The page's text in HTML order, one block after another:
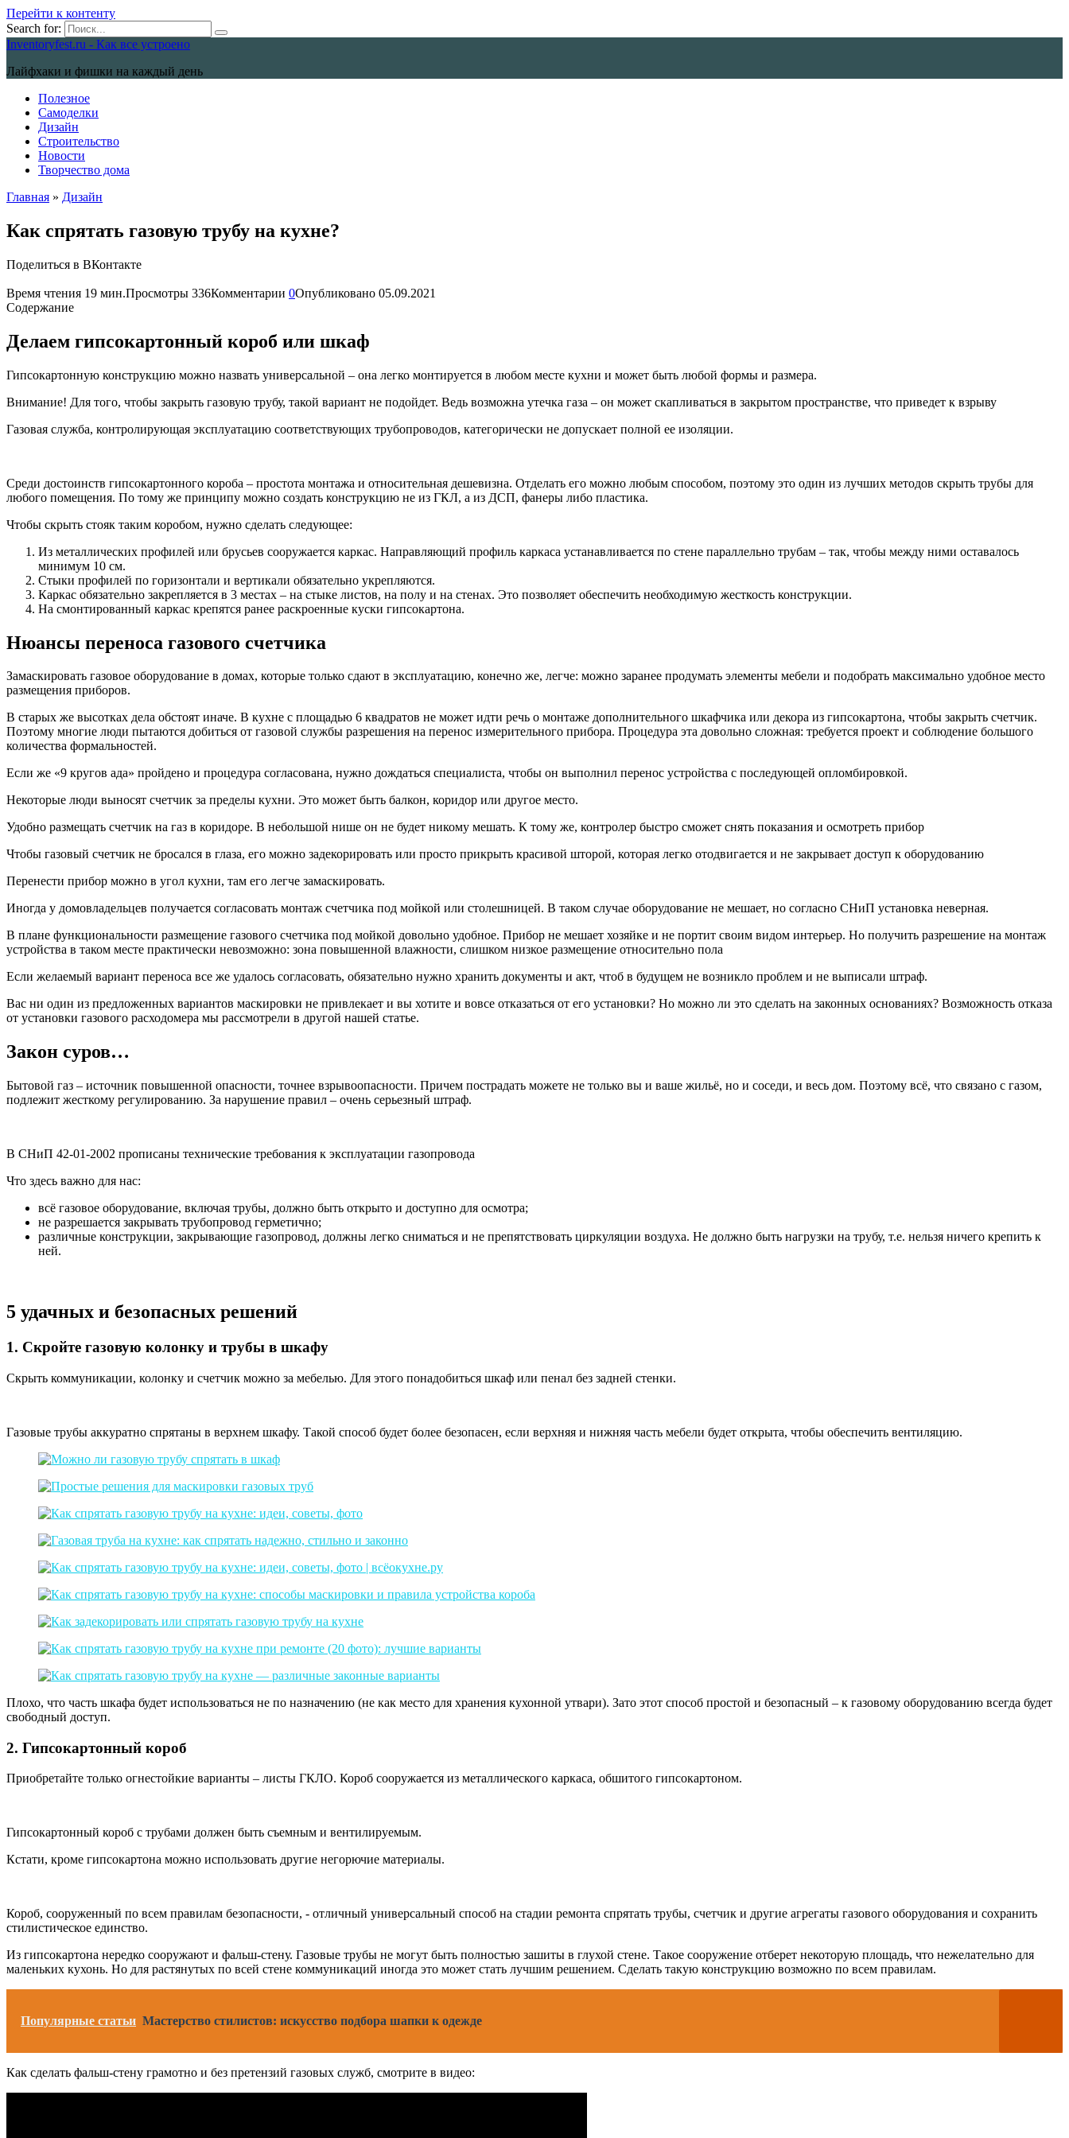
Перейти к контенту
Search for:
Inventoryfest.ru - Как все устроено
Лайфхаки и фишки на каждый день
Полезное
Самоделки
Дизайн
Строительство
Новости
Творчество дома
Главная » Дизайн
Как спрятать газовую трубу на кухне?
Поделиться в ВКонтакте
Время чтения 19 мин.Просмотры 336Комментарии 0Опубликовано 05.09.2021
Содержание
Делаем гипсокартонный короб или шкаф
Гипсокартонную конструкцию можно назвать универсальной – она легко монтируется в любом месте кухни и может быть любой формы и размера.
Внимание! Для того, чтобы закрыть газовую трубу, такой вариант не подойдет. Ведь возможна утечка газа – он может скапливаться в закрытом пространстве, что приведет к взрыву
Газовая служба, контролирующая эксплуатацию соответствующих трубопроводов, категорически не допускает полной ее изоляции.
Среди достоинств гипсокартонного короба – простота монтажа и относительная дешевизна. Отделать его можно любым способом, поэтому это один из лучших методов скрыть трубы для
любого помещения. По тому же принципу можно создать конструкцию не из ГКЛ, а из ДСП, фанеры либо пластика.
Чтобы скрыть стояк таким коробом, нужно сделать следующее:
Из металлических профилей или брусьев сооружается каркас. Направляющий профиль каркаса устанавливается по стене параллельно трубам – так, чтобы между ними оставалось
минимум 10 см.
Стыки профилей по горизонтали и вертикали обязательно укрепляются.
Каркас обязательно закрепляется в 3 местах – на стыке листов, на полу и на стенах. Это позволяет обеспечить необходимую жесткость конструкции.
На смонтированный каркас крепятся ранее раскроенные куски гипсокартона.
Нюансы переноса газового счетчика
Замаскировать газовое оборудование в домах, которые только сдают в эксплуатацию, конечно же, легче: можно заранее продумать элементы мебели и подобрать максимально удобное место
размещения приборов.
В старых же высотках дела обстоят иначе. В кухне с площадью 6 квадратов не может идти речь о монтаже дополнительного шкафчика или декора из гипсокартона, чтобы закрыть счетчик.
Поэтому многие люди пытаются добиться от газовой службы разрешения на перенос измерительного прибора. Процедура эта довольно сложная: требуется проект и соблюдение большого
количества формальностей.
Если же «9 кругов ада» пройдено и процедура согласована, нужно дождаться специалиста, чтобы он выполнил перенос устройства с последующей опломбировкой.
Некоторые люди выносят счетчик за пределы кухни. Это может быть балкон, коридор или другое место.
Удобно размещать счетчик на газ в коридоре. В небольшой нише он не будет никому мешать. К тому же, контролер быстро сможет снять показания и осмотреть прибор
Чтобы газовый счетчик не бросался в глаза, его можно задекорировать или просто прикрыть красивой шторой, которая легко отодвигается и не закрывает доступ к оборудованию
Перенести прибор можно в угол кухни, там его легче замаскировать.
Иногда у домовладельцев получается согласовать монтаж счетчика под мойкой или столешницей. В таком случае оборудование не мешает, но согласно СНиП установка неверная.
В плане функциональности размещение газового счетчика под мойкой довольно удобное. Прибор не мешает хозяйке и не портит своим видом интерьер. Но получить разрешение на монтаж
устройства в таком месте практически невозможно: зона повышенной влажности, слишком низкое размещение относительно пола
Если желаемый вариант переноса все же удалось согласовать, обязательно нужно хранить документы и акт, чтоб в будущем не возникло проблем и не выписали штраф.
Вас ни один из предложенных вариантов маскировки не привлекает и вы хотите и вовсе отказаться от его установки? Но можно ли это сделать на законных основаниях? Возможность отказа
от установки газового расходомера мы рассмотрели в другой нашей статье.
Закон суров…
Бытовой газ – источник повышенной опасности, точнее взрывоопасности. Причем пострадать можете не только вы и ваше жильё, но и соседи, и весь дом. Поэтому всё, что связано с газом,
подлежит жесткому регулированию. За нарушение правил – очень серьезный штраф.
В СНиП 42-01-2002 прописаны технические требования к эксплуатации газопровода
Что здесь важно для нас:
всё газовое оборудование, включая трубы, должно быть открыто и доступно для осмотра;
не разрешается закрывать трубопровод герметично;
различные конструкции, закрывающие газопровод, должны легко сниматься и не препятствовать циркуляции воздуха. Не должно быть нагрузки на трубу, т.е. нельзя ничего крепить к
ней.
5 удачных и безопасных решений
1. Скройте газовую колонку и трубы в шкафу
Скрыть коммуникации, колонку и счетчик можно за мебелью. Для этого понадобиться шкаф или пенал без задней стенки.
Газовые трубы аккуратно спрятаны в верхнем шкафу. Такой способ будет более безопасен, если верхняя и нижняя часть мебели будет открыта, чтобы обеспечить вентиляцию.
Плохо, что часть шкафа будет использоваться не по назначению (не как место для хранения кухонной утвари). Зато этот способ простой и безопасный – к газовому оборудованию всегда будет
свободный доступ.
2. Гипсокартонный короб
Приобретайте только огнестойкие варианты – листы ГКЛО. Короб сооружается из металлического каркаса, обшитого гипсокартоном.
Гипсокартонный короб с трубами должен быть съемным и вентилируемым.
Кстати, кроме гипсокартона можно использовать другие негорючие материалы.
Короб, сооруженный по всем правилам безопасности, ‑ отличный универсальный способ на стадии ремонта спрятать трубы, счетчик и другие агрегаты газового оборудования и сохранить
стилистическое единство.
Из гипсокартона нередко сооружают и фальш-стену. Газовые трубы не могут быть полностью зашиты в глухой стене. Такое сооружение отберет некоторую площадь, что нежелательно для
маленьких кухонь. Но для растянутых по всей стене коммуникаций иногда это может стать лучшим решением. Сделать такую конструкцию возможно по всем правилам.
Популярные статьи Мастерство стилистов: искусство подбора шапки к одежде
Как сделать фальш-стену грамотно и без претензий газовых служб, смотрите в видео: